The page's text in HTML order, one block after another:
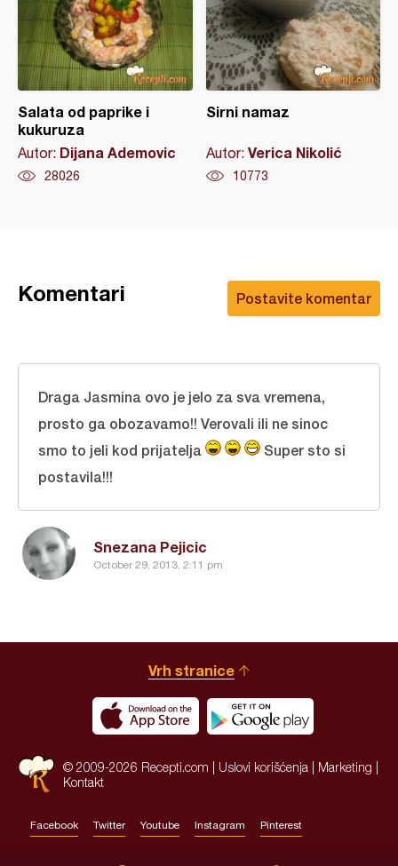
Salata od paprike i
kukuruza
Autor: Dijana Ademovic
28026
Sirni namaz
Autor: Verica Nikolić
10773
Postavite komentar
Komentari
Snezana Pejicic
October 29, 2013, 2:11 pm
Draga Jasmina ovo je jelo za sva vremena,
prosto ga obozavamo!! Verovali ili ne sinoc
smo to jeli kod prijatelja
Super sto si
postavila!!!
Vrh stranice
© 2009-2026 Recepti.com | Uslovi korišćenja Marketing
Kontakt
Facebook Twitter Youtube Instagram Pinterest